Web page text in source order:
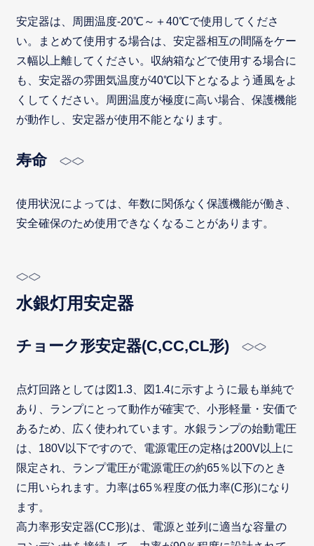
安定器は、周囲温度-20℃～＋40℃で使用してくださ
い。まとめて使用する場合は、安定器相互の間隔をケー
ス幅以上離してください。収納箱などで使用する場合に
も、安定器の雰囲気温度が40℃以下となるよう通風をよ
くしてください。周囲温度が極度に高い場合、保護機能
が動作し、安定器が使用不能となります。
寿命
使用状況によっては、年数に関係なく保護機能が働き、
安全確保のため使用できなくなることがあります。
水銀灯用安定器
チョーク形安定器(C,CC,CL形)
点灯回路としては図1.3、図1.4に示すように最も単純で
あり、ランプにとって動作が確実で、小形軽量・安価で
あるため、広く使われています。水銀ランプの始動電圧
は、180V以下ですので、電源電圧の定格は200V以上に
限定され、ランプ電圧が電源電圧の約65％以下のとき
に用いられます。力率は65％程度の低力率(C形)になり
ます。
高力率形安定器(CC形)は、電源と並列に適当な容量の